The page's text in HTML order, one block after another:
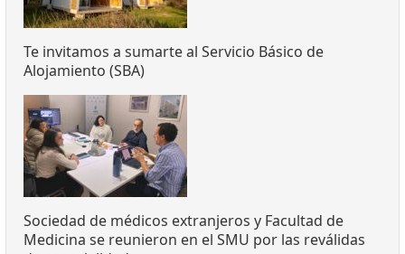
Te invitamos a sumarte al Servicio Básico de
Alojamiento (SBA)
Sociedad de médicos extranjeros y Facultad de
Medicina se reunieron en el SMU por las reválidas